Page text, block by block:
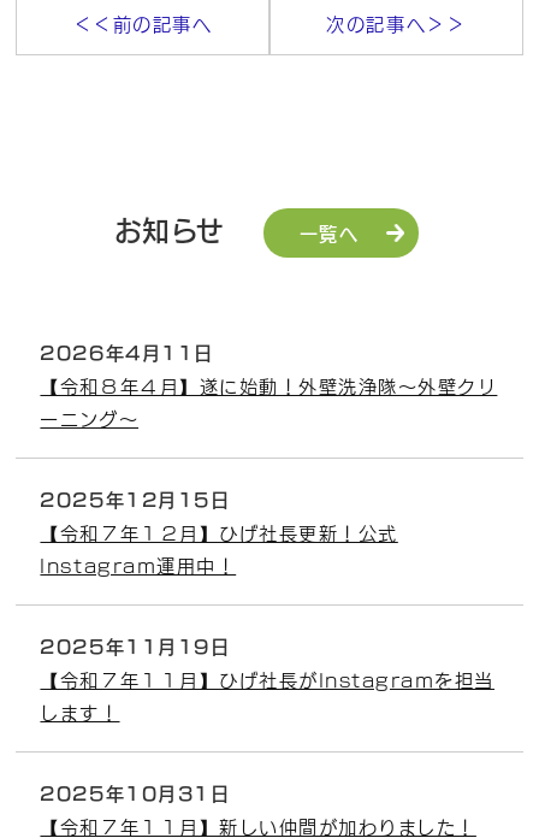
＜＜前の記事へ 次の記事へ＞＞
お知らせ 一覧へ
2026年4月11日
【令和８年４月】遂に始動！外壁洗浄隊～外壁クリ
ーニング～
2025年12月15日
【令和７年１２月】ひげ社長更新！公式
Instagram運用中！
2025年11月19日
【令和７年１１月】ひげ社長がInstagramを担当
します！
2025年10月31日
【令和７年１１月】新しい仲間が加わりました！